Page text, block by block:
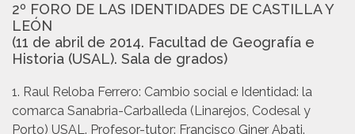
2º FORO DE LAS IDENTIDADES DE CASTILLA Y
LEÓN
(11 de abril de 2014. Facultad de Geografía e
Historia (USAL). Sala de grados)
1. Raul Reloba Ferrero: Cambio social e Identidad: la
comarca Sanabria-Carballeda (Linarejos, Codesal y
Porto) USAL. Profesor-tutor: Francisco Giner Abati.